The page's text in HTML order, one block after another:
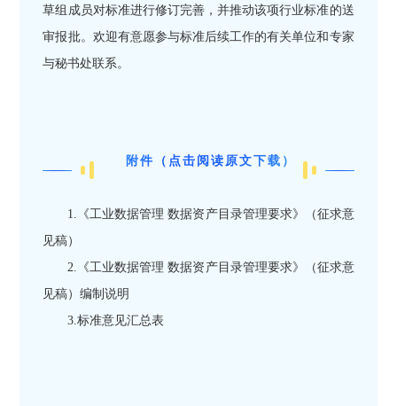
草组成员对标准进行修订完善，并推动该项行业标准的送
审报批。欢迎有意愿参与标准后续工作的有关单位和专家
与秘书处联系。
附件 （点击阅读原文下载）
1.《工业数据管理 数据资产目录管理要求》（征求意
见稿）
2.《工业数据管理 数据资产目录管理要求》（征求意
见稿）编制说明
3.标准意见汇总表